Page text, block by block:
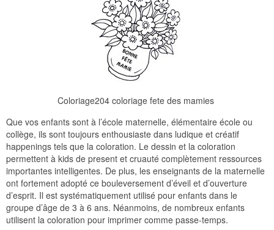
Coloriage204 coloriage fete des mamies
Que vos enfants sont à l’école maternelle, élémentaire école ou
collège, ils sont toujours enthousiaste dans ludique et créatif
happenings tels que la coloration. Le dessin et la coloration
permettent à kids de present et cruauté complètement ressources
importantes intelligentes. De plus, les enseignants de la maternelle
ont fortement adopté ce bouleversement d’éveil et d’ouverture
d’esprit. Il est systématiquement utilisé pour enfants dans le
groupe d’âge de 3 à 6 ans. Néanmoins, de nombreux enfants
utilisent la coloration pour imprimer comme passe-temps.